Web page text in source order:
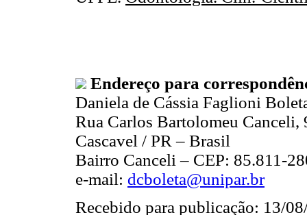
Endereço para
Daniela de Cássia Faglioni
Rua Carlos Bartolomeu Canceli,
Cascavel / PR – Brasil
Bairro Canceli – CEP: 85.811-
e-mail: dcboleta@unipar.br
Recebido para publicação: 13/